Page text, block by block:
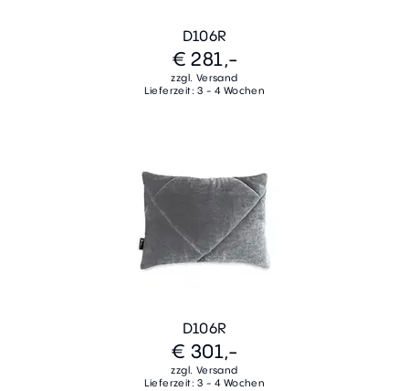
D106R
€ 281,-
zzgl. Versand
Lieferzeit: 3 - 4 Wochen
D106R
€ 301,-
zzgl. Versand
Lieferzeit: 3 - 4 Wochen